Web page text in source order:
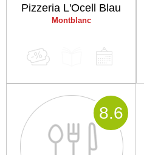
Pizzeria L'Ocell Blau
Montblanc
8.6